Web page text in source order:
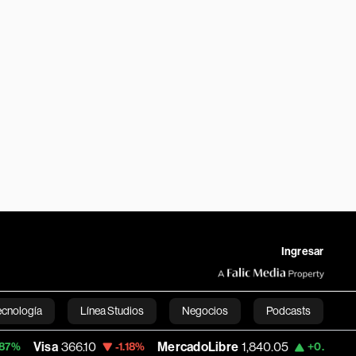
Ingresar
Línea Studios Negocios Podcasts
English
366.10 -1.18% MercadoLibre 1,840.05 +0.87% Banco